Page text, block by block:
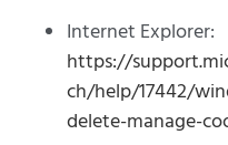
Internet Explorer:
https://
ch/help/17442/
delete-manage-